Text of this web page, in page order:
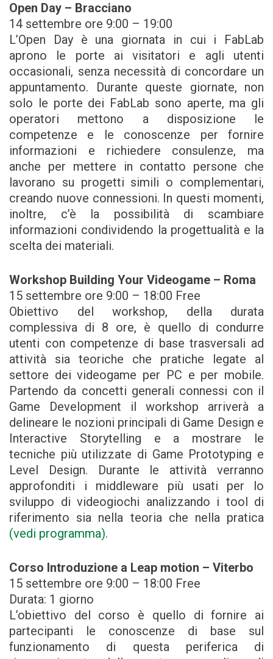
Open Day – Bracciano
14 settembre ore 9:00 – 19:00
L’Open Day è una giornata in cui i FabLab
aprono le porte ai visitatori e agli utenti
occasionali, senza necessità di concordare un
appuntamento. Durante queste giornate, non
solo le porte dei FabLab sono aperte, ma gli
operatori mettono a disposizione le
competenze e le conoscenze per fornire
informazioni e richiedere consulenze, ma
anche per mettere in contatto persone che
lavorano su progetti simili o complementari,
creando nuove connessioni. In questi momenti,
inoltre, c’è la possibilità di scambiare
informazioni condividendo la progettualità e la
scelta dei materiali.
Workshop Building Your Videogame – Roma
15 settembre ore 9:00 – 18:00 Free
Obiettivo del workshop, della durata
complessiva di 8 ore, è quello di condurre
utenti con competenze di base trasversali ad
attività sia teoriche che pratiche legate al
settore dei videogame per PC e per mobile.
Partendo da concetti generali connessi con il
Game Development il workshop arriverà a
delineare le nozioni principali di Game Design e
Interactive Storytelling e a mostrare le
tecniche più utilizzate di Game Prototyping e
Level Design. Durante le attività verranno
approfonditi i middleware più usati per lo
sviluppo di videogiochi analizzando i tool di
riferimento sia nella teoria che nella pratica
(vedi programma).
Corso Introduzione a Leap motion – Viterbo
15 settembre ore 9:00 – 18:00 Free
Durata: 1 giorno
L’obiettivo del corso è quello di fornire ai
partecipanti le conoscenze di base sul
funzionamento di questa periferica di